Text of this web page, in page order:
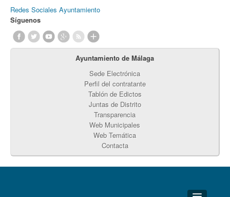
Redes Sociales Ayuntamiento
Síguenos
Ayuntamiento de Málaga
Sede Electrónica
Perfil del contratante
Tablón de Edictos
Juntas de Distrito
Transparencia
Web Municipales
Web Temática
Contacta